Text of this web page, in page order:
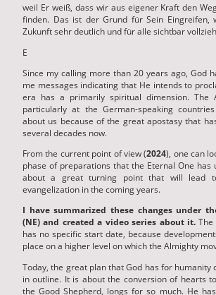
weil Er weiß, dass wir aus eigener Kraft den
finden. Das ist der Grund für Sein Eingreifen,
Zukunft sehr deutlich und für alle sichtbar
E
Since my calling more than 20 years ago, God
me messages indicating that He intends to
era has a primarily spiritual dimension. The
particularly at the German-speaking
about us because of the great apostasy that
several decades now.
From the current point of view (2024), one can
phase of preparations that the Eternal One has
about a great turning point that will lead
evangelization in the coming years.
I have summarized these changes under
(NE) and created a video series about it.The
has no specific start date, because
place on a higher level on which the Almighty
Today, the great plan that God has for humanity
in outline. It is about the conversion of hearts
the Good Shepherd, longs for so much. He